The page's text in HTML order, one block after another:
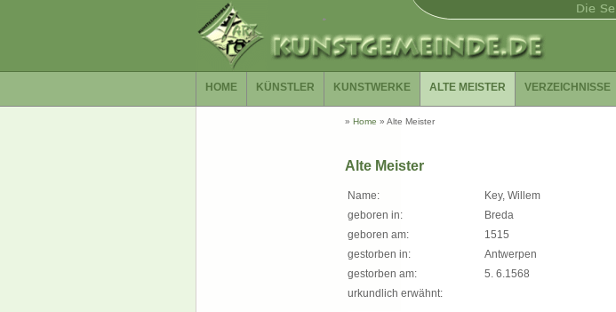
HOME KÜNSTLER KUNSTWERKE ALTE MEISTER VERZEICHNISSE
» Home » Alte Meister
Alte Meister
Name:
Key, Willem
geboren in:
Breda
geboren am:
1515
gestorben in:
Antwerpen
gestorben am:
5. 6.1568
urkundlich erwähnt: